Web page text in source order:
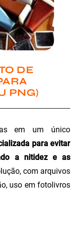
DE
PNG)
em um único
para evitar
a nitidez e as
com arquivos
uso em fotolivros